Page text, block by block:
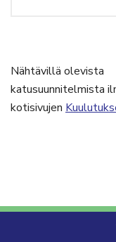
Nähtävillä olevista
katusuunnitelmista
kotisivujen